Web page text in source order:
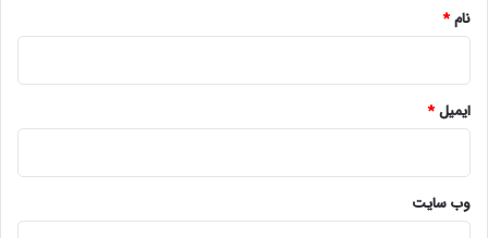
نام*
ایمیل*
وب‌ سایت